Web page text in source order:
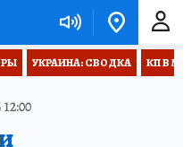
УКРАИНА: СВОДКА КП В